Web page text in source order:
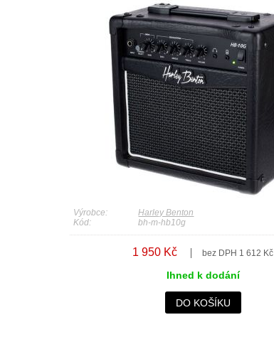
Výrobce:
Harley Benton
Kód:
bh-m-hb10g
1 950 Kč bez DPH 1 612 Kč
Ihned k dodání
DO KOŠÍKU